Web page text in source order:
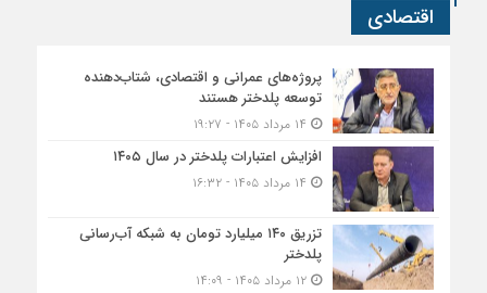
اقتصادی
پروژه‌های عمرانی و اقتصادی، شتاب‌دهنده
توسعه پلدختر هستند
افزایش اعتبارات پلدختر در سال ۱۴۰۵
تزریق ۱۴۰ میلیارد تومان به شبکه آب‌رسانی
پلدختر
۱۲ مرداد ۱۴۰۵ - ۱۴:۰۹